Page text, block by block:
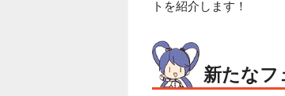
トを紹介します！
新たなフ